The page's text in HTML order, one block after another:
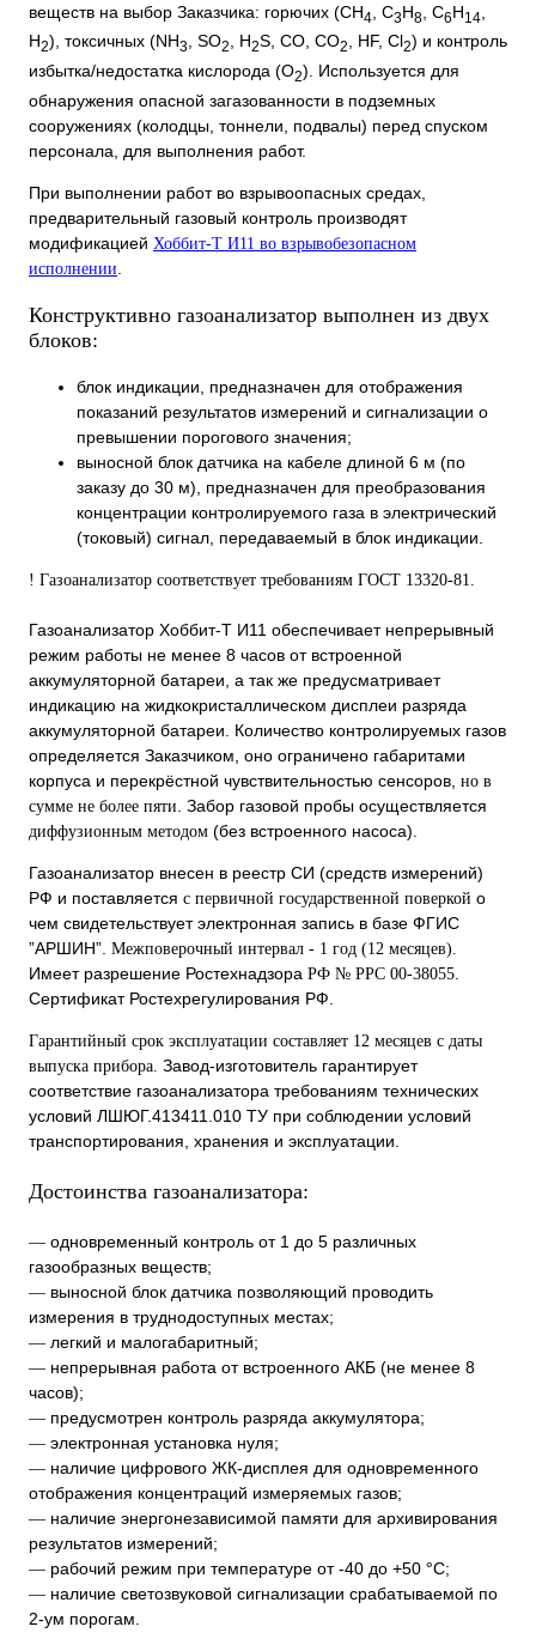
веществ на выбор Заказчика: горючих (CH4 , C3H8 , C6H14
H2), токсичных (NH3, SO2, H2S, CO, CO2, HF, Cl2) и контроль
избытка/недостатка кислорода (O2). Используется для
обнаружения опасной загазованности в подземных
сооружениях (колодцы, тоннели, подвалы) перед спуском
персонала, для выполнения работ.
При выполнении работ во взрывоопасных средах,
предварительный газовый контроль производят
модификацией Хоббит-Т И11 во взрывобезопасном
исполнении
Конструктивно газоанализатор выполнен из двух
блоков:
блок индикации, предназначен для отображения
показаний результатов измерений и сигнализации о
превышении порогового значения;
выносной блок датчика на кабеле длиной 6 м (по
заказу до 30 м), предназначен для преобразования
концентрации контролируемого газа в электрический
(токовый) сигнал, передаваемый в блок индикации.
! Газоанализатор соответствует требованиям ГОСТ 13320-81.
Газоанализатор Хоббит-Т И11 обеспечивает непрерывный
режим работы не менее 8 часов от встроенной
аккумуляторной батареи, а так же предусматривает
индикацию на жидкокристаллическом дисплеи разряда
аккумуляторной батареи. Количество контролируемых газов
определяется Заказчиком, оно ограничено габаритами
корпуса и перекрёстной чувствительностью сенсоров, но в
сумме не более пяти . Забор газовой пробы осуществляется
диффузионным методом (без встроенного насоса).
Газоанализатор внесен в реестр СИ (средств измерений)
РФ и поставляется с первичной государственной поверкой о
чем свидетельствует электронная запись в базе ФГИС
”АРШИН”. Межповерочный интервал - 1 год (12 месяцев).
Имеет разрешение Ростехнадзора РФ № РРС 00-38055
Сертификат Ростехрегулирования РФ.
Гарантийный срок эксплуатации составляет 12 месяцев с даты
выпуска прибора. Завод-изготовитель гарантирует
соответствие газоанализатора требованиям технических
условий ЛШЮГ.413411.010 ТУ при соблюдении условий
транспортирования, хранения и эксплуатации.
Достоинства газоанализатора:
— одновременный контроль от 1 до 5 различных
газообразных веществ;
— выносной блок датчика позволяющий проводить
измерения в труднодоступных местах;
— легкий и малогабаритный;
— непрерывная работа от встроенного АКБ (не менее 8
часов);
— предусмотрен контроль разряда аккумулятора;
— электронная установка нуля;
— наличие цифрового ЖК-дисплея для одновременного
отображения концентраций измеряемых газов;
— наличие энергонезависимой памяти для архивирования
результатов измерений;
— рабочий режим при температуре от -40 до +50 °С;
— наличие светозвуковой сигнализации срабатываемой по
2-ум порогам.